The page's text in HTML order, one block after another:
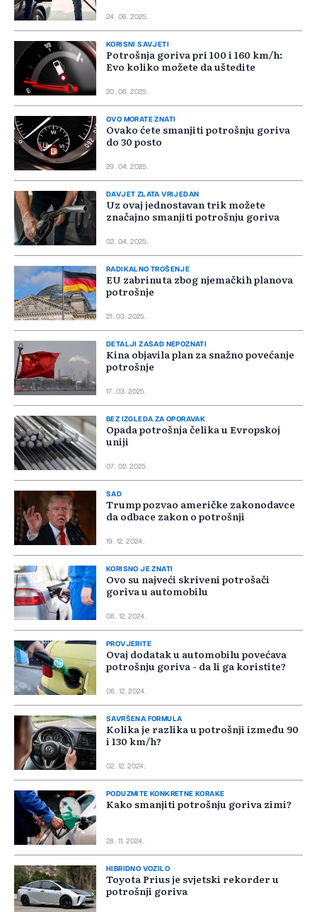
24. 06. 2025.
KORISNI SAVJETI
Potrošnja goriva pri 100 i 160 km/h:
Evo koliko možete da uštedite
20. 06. 2025.
OVO MORATE ZNATI
Ovako ćete smanjiti potrošnju goriva
do 30 posto
29. 04. 2025.
DAVJET ZLATA VRIJEDAN
Uz ovaj jednostavan trik možete
značajno smanjiti potrošnju goriva
02. 04. 2025.
RADIKALNO TROŠENJE
EU zabrinuta zbog njemačkih planova
potrošnje
21. 03. 2025.
DETALJI ZASAD NEPOZNATI
Kina objavila plan za snažno povećanje
potrošnje
17. 03. 2025.
BEZ IZGLEDA ZA OPORAVAK
Opada potrošnja čelika u Evropskoj
uniji
07. 02. 2025.
SAD
Trump pozvao američke zakonodavce
da odbace zakon o potrošnji
19. 12. 2024.
KORISNO JE ZNATI
Ovo su najveći skriveni potrošači
goriva u automobilu
08. 12. 2024.
PROVJERITE
Ovaj dodatak u automobilu povećava
potrošnju goriva - da li ga koristite?
06. 12. 2024.
SAVRŠENA FORMULA
Kolika je razlika u potrošnji između 90
i 130 km/h?
02. 12. 2024.
PODUZMITE KONKRETNE KORAKE
Kako smanjiti potrošnju goriva zimi?
28. 11. 2024.
HIBRIDNO VOZILO
Toyota Prius je svjetski rekorder u
potrošnji goriva